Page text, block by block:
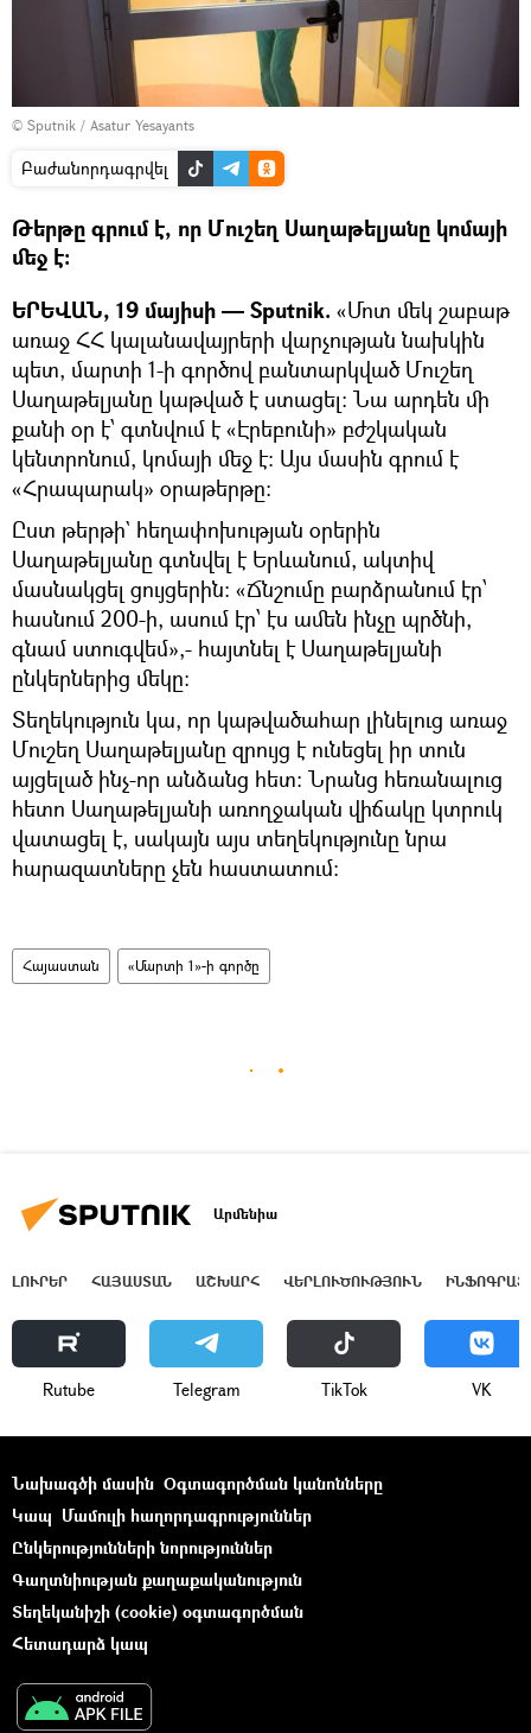
© Sputnik / Asatur Yesayants
Բաժանորդագրվել
Թերթը գրում է, որ Մուշեղ Սաղաթելյանը կոմայի
մեջ է։
ԵՐԵՎԱՆ, 19 մայիսի — Sputnik. «Մոտ մեկ շաբաթ
առաջ ՀՀ կալանավայրերի վարչության նախկին
պետ, մարտի 1-ի գործով բանտարկված Մուշեղ
Սաղաթելյանը կաթված է ստացել։ Նա արդեն մի
քանի օր է՝ գտնվում է «Էրեբունի» բժշկական
կենտրոնում, կոմայի մեջ է։ Այս մասին գրում է
«Հրապարակ» օրաթերթը։
Ըստ թերթի` հեղափոխության օրերին
Սաղաթելյանը գտնվել է Երևանում, ակտիվ
մասնակցել ցույցերին։ «Ճնշումը բարձրանում էր՝
հասնում 200-ի, ասում էր՝ էս ամեն ինչը պրծնի,
գնամ ստուգվեմ»,- հայտնել է Սաղաթելյանի
ընկերներից մեկը։
Տեղեկություն կա, որ կաթվածահար լինելուց առաջ
Մուշեղ Սաղաթելյանը զրույց է ունեցել իր տուն
այցելած ինչ-որ անձանց հետ։ Նրանց հեռանալուց
հետո Սաղաթելյանի առողջական վիճակը կտրուկ
վատացել է, սակայն այս տեղեկությունը նրա
հարազատները չեն հաստատում:
Հայաստան «Մարտի 1»-ի գործը
Արմենիա
ԼՈՒՐԵՐ ՀԱՅԱՍՏԱՆ ԱՇԽԱՐՀ ՎԵՐԼՈՒԾՈՒԹՅՈՒՆ
Rutube Telegram ТikТоk VK
Նախագծի մասին Օգտագործման կանոնները
Կապ Մամուլի հաղորդագրություններ
Ընկերությունների նորություններ
Գաղտնիության քաղաքականություն
Տեղեկանիշի (cookie) օգտագործման
Հետադարձ կապ